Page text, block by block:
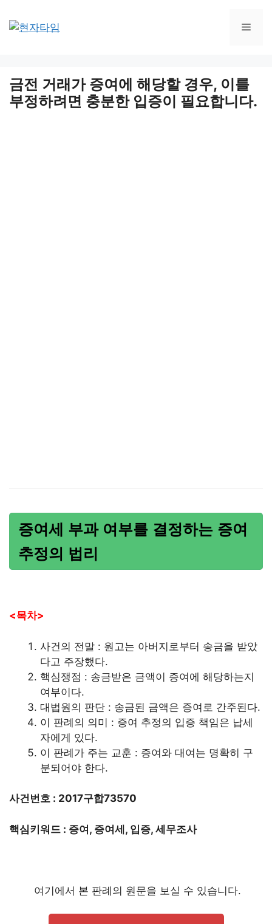
금전 거래가 증여에 해당할 경우, 이를
부정하려면 충분한 입증이 필요합니다.
증여세 부과 여부를 결정하는 증여
추정의 법리
<목차>
사건의 전말 : 원고는 아버지로부터 송금을 받았
다고 주장했다.
핵심쟁점 : 송금받은 금액이 증여에 해당하는지
여부이다.
대법원의 판단 : 송금된 금액은 증여로 간주된다.
이 판례의 의미 : 증여 추정의 입증 책임은 납세
자에게 있다.
이 판례가 주는 교훈 : 증여와 대여는 명확히 구
분되어야 한다.
사건번호 : 2017구합73570
핵심키워드 : 증여, 증여세, 입증, 세무조사
여기에서 본 판례의 원문을 보실 수 있습니다.